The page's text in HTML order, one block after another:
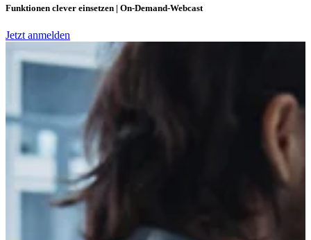
Funktionen clever einsetzen | On-Demand-Webcast
Jetzt anmelden